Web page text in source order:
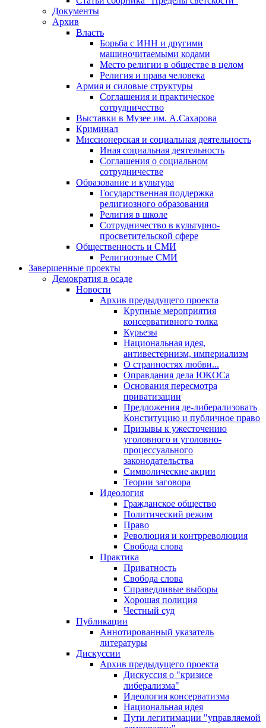
Документы
Архив
Власть
Борьба с ИНН и другими
машиночитаемыми кодами
Место религии в обществе в целом
Религия и права человека
Армия и силовые структуры
Соглашения и практическое
сотрудничество
Выставки в Музее им. А.Сахарова
Криминал
Миссионерская и социальная деятельность
Иная социальная деятельность
Соглашения о социальном
сотрудничестве
Образование и культура
Государственная поддержка
религиозного образования
Религия в школе
Сотрудничество в культурно-
просветительской сфере
Общественность и СМИ
Религиозные СМИ
Завершенные проекты
Демократия в осаде
Новости
Архив предыдущего проекта
Крупные мероприятия
консервативного толка
Курьезы
Национальная идея,
антивестернизм, империализм
О странностях любви...
Оправдания дела ЮКОСа
Основания пересмотра
приватизации
Предложения де-либерализовать
Конституцию и публичное право
Призывы к ужесточению
уголовного и уголовно-
процессуального
законодательства
Символические акции
Теории заговора
Идеология
Гражданское общество
Политический режим
Право
Революция и контрреволюция
Свобода слова
Практика
Приватность
Свобода слова
Справедливые выборы
Хорошая полиция
Честный суд
Публикации
Аннотированный указатель
литературы
Дискуссии
Архив предыдущего проекта
Дискуссия о "кризисе
либерализма"
Идеология консерватизма
Национальная идея
Пути легитимации "управляемой